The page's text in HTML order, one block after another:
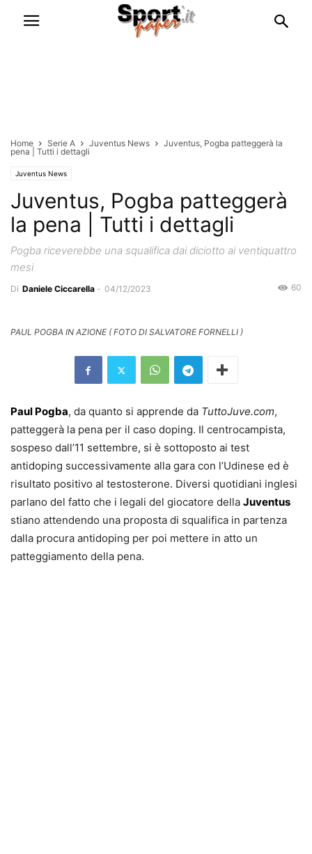
Home Serie A Juventus News
Juventus, Pogba patteggerà la
pena | Tutti i dettagli
Juventus News
Juventus, Pogba patteggerà
la pena | Tutti i dettagli
Pogba riceverebbe una squalifica dai diciotto ai ventiquattro
mesi
Di Daniele Ciccarella - 04/12/2023 60
PAUL POGBA IN AZIONE ( FOTO DI SALVATORE FORNELLI )
Paul Pogba, da quanto si apprende da TuttoJuve.com,
patteggerà la pena per il caso doping. Il centrocampista,
sospeso dall’11 settembre, si è sottoposto ai test
antidoping successivamente alla gara con l’Udinese ed è
risultato positivo al testosterone. Diversi quotidiani inglesi
parlano del fatto che i legali del giocatore della Juventus
stiano attendendo una proposta di squalifica in partenza
dalla procura antidoping per poi mettere in atto un
patteggiamento della pena.